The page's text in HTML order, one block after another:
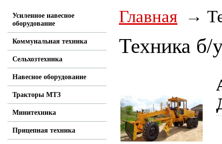
Главная
Техника б/
Усиленное навесное
оборудование
Коммунальная техника
Сельхозтехника
Навесное оборудование
Тракторы МТЗ
Минитехника
Прицепная техника